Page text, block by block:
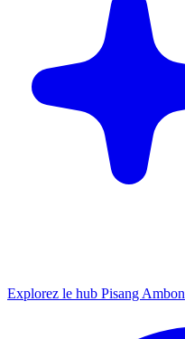
Explorez le hub Pisang Ambon